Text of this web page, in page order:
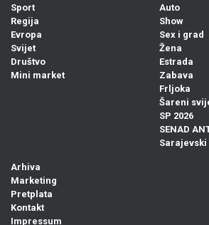
Sport
Regija
Evropa
Svijet
Društvo
Mini market
Auto
Show
Sex i grad
Žena
Estrada
Zabava
Frljoka
Šareni
SP 2026
SENAD
Arhiva
Marketing
Pretplata
Kontakt
Impressum